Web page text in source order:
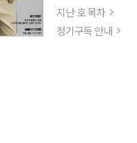
지난 호 목차
정기구독 안내